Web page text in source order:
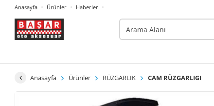
Anasayfa Ürünler Haberler
Anasayfa Ürünler RÜZGARLIK CAM RÜZGARLIGI